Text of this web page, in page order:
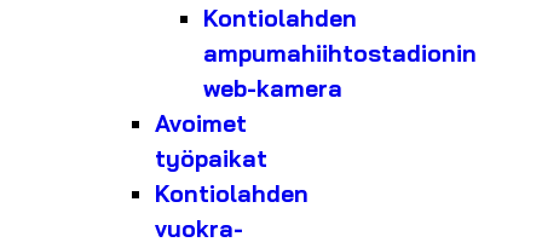
Kontiolahden
ampumahiihtostadionin
web-kamera
Avoimet
työpaikat
Kontiolahden
vuokra-